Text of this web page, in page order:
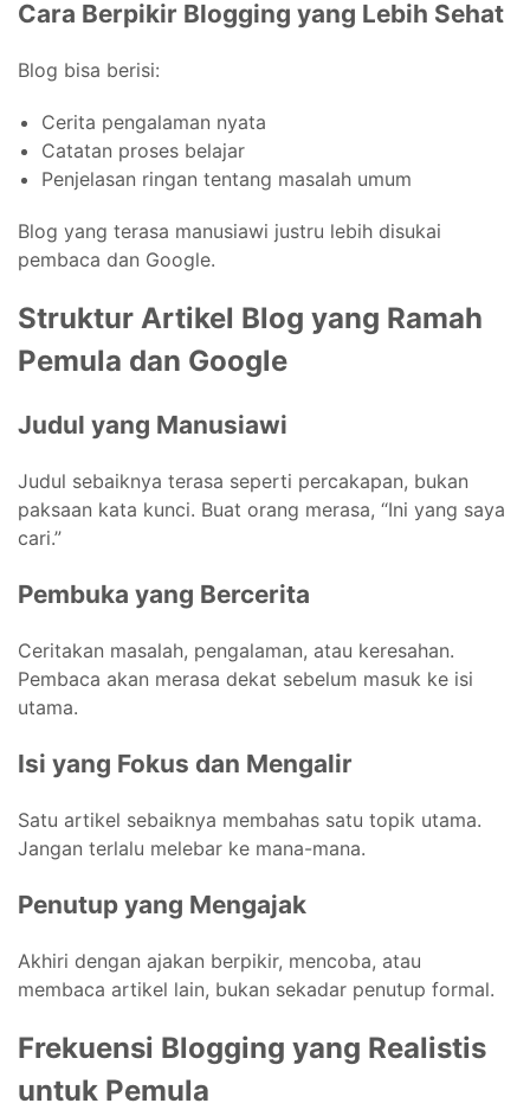
Cara Berpikir Blogging yang Lebih Sehat
Blog bisa berisi:
Cerita pengalaman nyata
Catatan proses belajar
Penjelasan ringan tentang masalah umum
Blog yang terasa manusiawi justru lebih disukai
pembaca dan Google.
Struktur Artikel Blog yang Ramah
Pemula dan Google
Judul yang Manusiawi
Judul sebaiknya terasa seperti percakapan, bukan
paksaan kata kunci. Buat orang merasa, “Ini yang saya
cari.”
Pembuka yang Bercerita
Ceritakan masalah, pengalaman, atau keresahan.
Pembaca akan merasa dekat sebelum masuk ke isi
utama.
Isi yang Fokus dan Mengalir
Satu artikel sebaiknya membahas satu topik utama.
Jangan terlalu melebar ke mana-mana.
Penutup yang Mengajak
Akhiri dengan ajakan berpikir, mencoba, atau
membaca artikel lain, bukan sekadar penutup formal.
Frekuensi Blogging yang Realistis
untuk Pemula